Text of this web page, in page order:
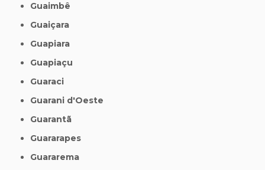
Guaimbê
Guaiçara
Guapiara
Guapiaçu
Guaraci
Guarani d'Oeste
Guarantã
Guararapes
Guararema